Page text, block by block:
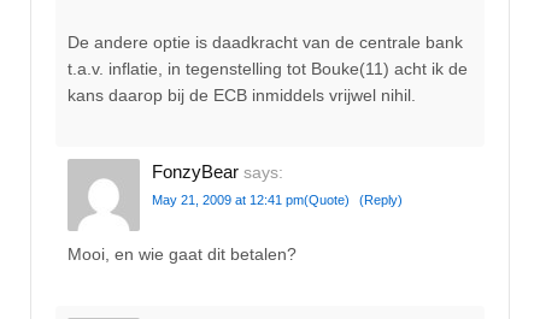
De andere optie is daadkracht van de centrale bank
t.a.v. inflatie, in tegenstelling tot Bouke(11) acht ik de
kans daarop bij de ECB inmiddels vrijwel nihil.
FonzyBear says:
May 21, 2009 at 12:41 pm(Quote) (Reply)
Mooi, en wie gaat dit betalen?